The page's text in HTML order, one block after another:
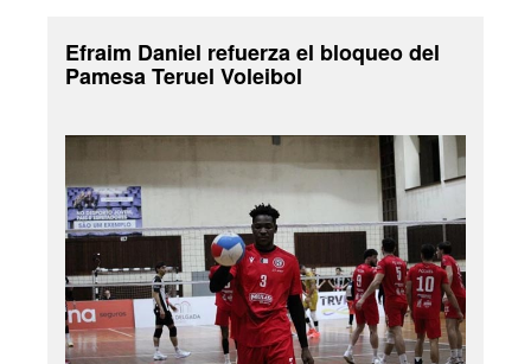
Efraim Daniel refuerza el bloqueo del
Pamesa Teruel Voleibol